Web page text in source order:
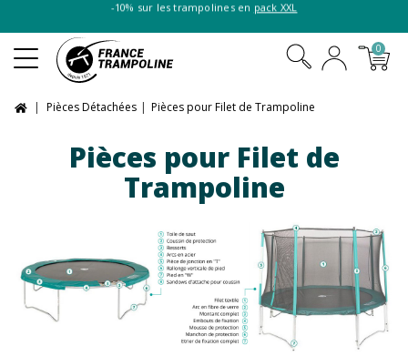
-10% sur les trampolines enpack XXL
0
Pièces Détachées Pièces pour Filet de Trampoline
Pièces pour Filet de
Trampoline